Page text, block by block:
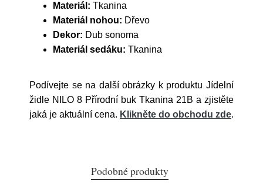
Materiál: Tkanina
Materiál nohou: Dřevo
Dekor: Dub sonoma
Materiál sedáku: Tkanina
Podívejte se na další obrázky k produktu Jídelní
židle NILO 8 Přírodní buk Tkanina 21B a zjistěte
jaká je aktuální cena. Klikněte do obchodu zde.
Podobné produkty